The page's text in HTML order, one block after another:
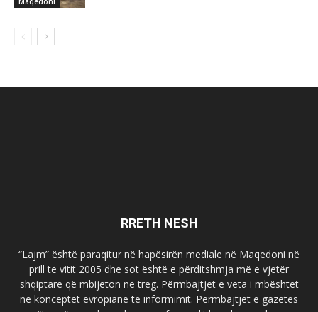
RRETH NESH
“Lajm” është paraqitur në hapësirën mediale në Maqedoni në
prill të vitit 2005 dhe sot është e përditshmja më e vjetër
shqiptare që mbijeton në treg. Përmbajtjet e veta i mbështet
në konceptet evropiane të informimit. Përmbajtjet e gazetës